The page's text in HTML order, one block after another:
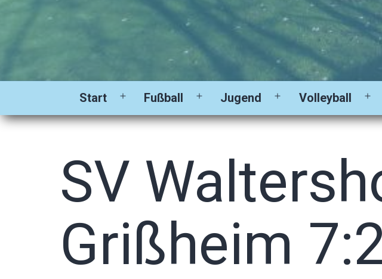
Start
Menü
öffnen
Fußball
Menü
öffnen
Jugend
Menü
öffnen
Volleyball
SV
Grißheim